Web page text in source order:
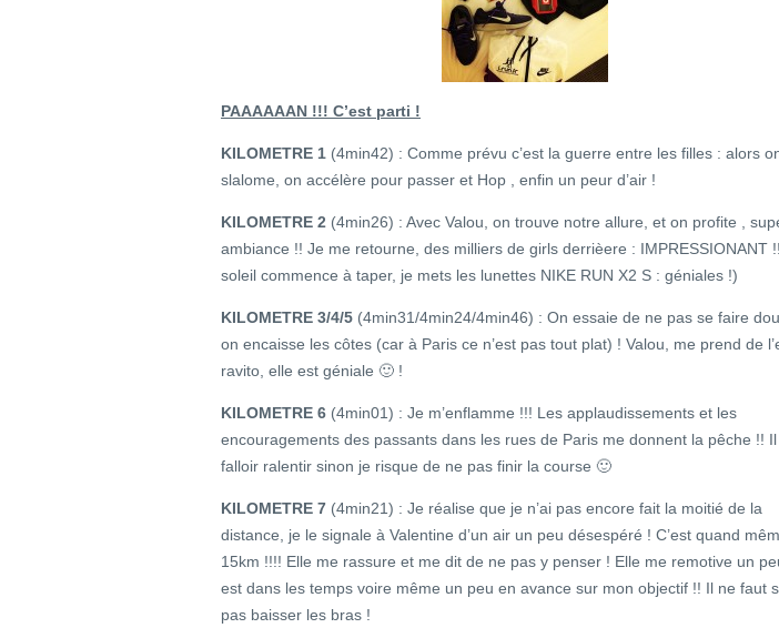
PAAAAAAN !!! C’est parti !
KILOMETRE 1 (4min42) : Comme prévu c’est la guerre entre les filles : alors
slalome, on accélère pour passer et Hop , enfin un peur d’air !
KILOMETRE 2 (4min26) : Avec Valou, on trouve notre allure, et on profite ,
ambiance !! Je me retourne, des milliers de girls derrièere : IMPRESSIONANT
soleil commence à taper, je mets les lunettes NIKE RUN X2 S : géniales !)
KILOMETRE 3/4/5 (4min31/4min24/4min46) : On essaie de ne pas se faire
on encaisse les côtes (car à Paris ce n’est pas tout plat) ! Valou, me prend de
ravito, elle est géniale 🙂 !
KILOMETRE 6 (4min01) : Je m’enflamme !!! Les applaudissements et les
encouragements des passants dans les rues de Paris me donnent la pêche !! Il
falloir ralentir sinon je risque de ne pas finir la course 🙂
KILOMETRE 7 (4min21) : Je réalise que je n’ai pas encore fait la moitié de la
distance, je le signale à Valentine d’un air un peu désespéré ! C’est quand
15km !!!! Elle me rassure et me dit de ne pas y penser ! Elle me remotive un
est dans les temps voire même un peu en avance sur mon objectif !! Il ne faut
pas baisser les bras !